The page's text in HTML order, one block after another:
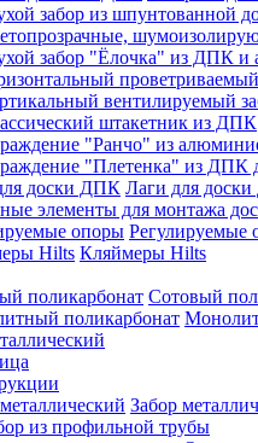
забор из шпунтованной
забор "Ёлочка" из ДПК
вентилируемый
штакетник из ДПК
"Ранчо" из
"Плетенка" из ДПК
Лаги для
Регулируемые
Кляймеры Hilts
Сотовый
Забор
из профильной трубы